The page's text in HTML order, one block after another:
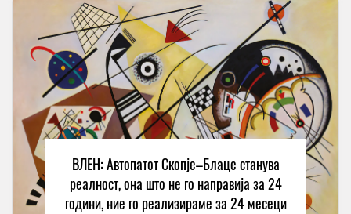
ВЛЕН: Автопатот Скопје–Блаце станува
реалност, она што не го направија за 24
години, ние го реализираме за 24 месеци